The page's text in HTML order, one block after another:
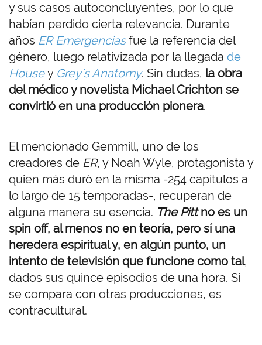
y sus casos autoconcluyentes, por lo que
habían perdido cierta relevancia. Durante
años ER Emergenciasfue la referencia del
género, luego relativizada por la llegada de
House y Grey´s Anatomy. Sin dudas, la obra
del médico y novelista Michael Crichton se
convirtió en una producción pionera.
El mencionado Gemmill, uno de los
creadores de ER, y Noah Wyle, protagonista y
quien más duró en la misma -254 capítulos a
lo largo de 15 temporadas-, recuperan de
alguna manera su esencia. The Pittno es un
spin off, al menos no en teoría, pero sí una
heredera espiritual y, en algún punto, un
intento de televisión que funcione como tal,
dados sus quince episodios de una hora. Si
se compara con otras producciones, es
contracultural.